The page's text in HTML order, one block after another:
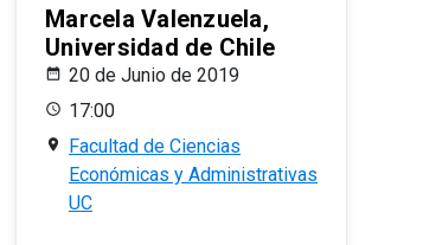
Marcela Valenzuela,
Universidad de Chile
20 de Junio de 2019
17:00
Facultad de Ciencias
Económicas y Administrativas
UC